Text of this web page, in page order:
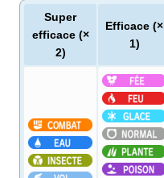
Super
efficace (×
2)
Efficace (×
1)